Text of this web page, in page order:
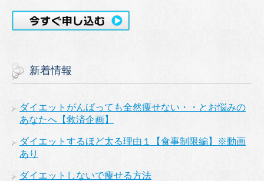
新着情報
ダイエットがんばっても全然痩せない・・とお悩みの
あなたへ【救済企画】
ダイエットするほど太る理由１【食事制限編】※動画
あり
ダイエットしないで痩せる方法